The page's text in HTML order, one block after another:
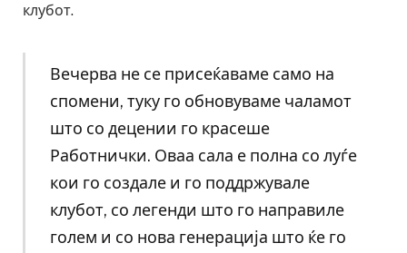
клубот.
Вечерва не се присеќаваме само на
спомени, туку го обновуваме чаламот
што со децении го красеше
Работнички. Оваа сала е полна со луѓе
кои го создале и го поддржувале
клубот, со легенди што го направиле
голем и со нова генерација што ќе го